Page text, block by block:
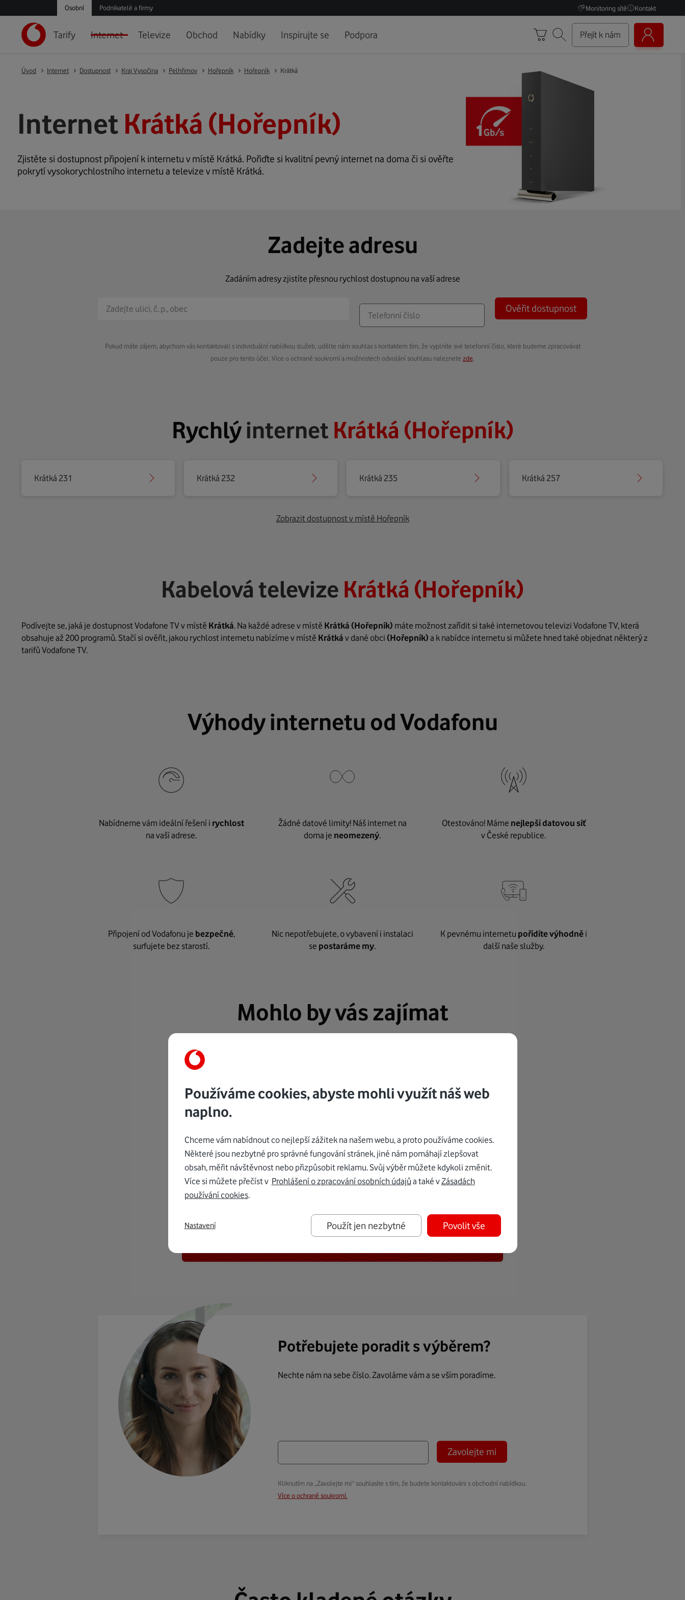
Osobní Podnikatelé a firmy Monitoring sítě Kontakt
Tarify Internet Televize Obchod Nabídky Inspirujte se Podpora Přejít k nám
Úvod Internet Dostupnost Kraj Vysočina Pelhřimov Hořepník Hořepník Krátká
Internet Krátká (Hořepník)
Zjistěte si dostupnost připojení k internetu v místě Krátká. Pořiďte si kvalitní pevný internet na doma či si ověřte
pokrytí vysokorychlostního internetu a televize v místě Krátká.
Zadejte adresu
Zadáním adresy zjistíte přesnou rychlost dostupnou na vaší adrese
Ověřit dostupnost
Pokud máte zájem, abychom vás kontaktovali s individuální nabídkou služeb, udělte nám souhlas s kontaktem tím, že vyplníte své telefonní číslo, které budeme zpracovávat
pouze pro tento účel. Více o ochraně soukromí a možnostech odvolání souhlasu naleznete zde
Rychlýinternet Krátká (Hořepník)
Krátká 231 Krátká 232 Krátká 235 Krátká 257
Zobrazit dostupnost v místě Hořepník
Kabelová televize Krátká (Hořepník)
Podívejte se, jaká je dostupnost Vodafone TV v místě Krátká. Na každé adrese v místě Krátká (Hořepník) máte možnost zařídit si také internetovou televizi Vodafone TV, která
obsahuje až 200 programů. Stačí si ověřit, jakou rychlost internetu nabízíme v místě Krátká v dané obci (Hořepník) a k nabídce internetu si můžete hned také objednat některý z
tarifů Vodafone TV.
Výhody internetu od Vodafonu
Nabídneme vám ideální řešení i rychlost
na vaší adrese.
Žádné datové limity! Náš internet na
doma je neomezený.
Otestováno! Máme nejlepší datovou síť
v České republice.
Připojení od Vodafonu je bezpečné,
surfujete bez starostí.
Nic nepotřebujete, o vybavení i instalaci
se postaráme my.
K pevnému internetu pořídíte výhodněi
další naše služby.
Mohlo by vás zajímat
K internetu vám dáme Vodafone TV již
od 150 Kč měsíčně
Potřebujete poradit s výběrem?
Nechte nám na sebe číslo. Zavoláme vám a se vším poradíme.
Zavolejte mi
Kliknutím na „Zavolejte mi“ souhlasíte s tím, že budete kontaktováni s obchodní nabídkou.
Více o ochraně soukromí.
Používáme cookies, abyste mohli využít náš web
naplno.
Chceme vám nabídnout co nejlepší zážitek na našem webu, a proto používáme cookies.
Některé jsou nezbytné pro správné fungování stránek, jiné nám pomáhají zlepšovat
obsah, měřit návštěvnost nebo přizpůsobit reklamu. Svůj výběr můžete kdykoli změnit.
Více si můžete přečíst v Prohlášení o zpracování osobních údajů a také vZásadách
používání cookies.
Použít jen nezbytné Povolit vše
Nastavení